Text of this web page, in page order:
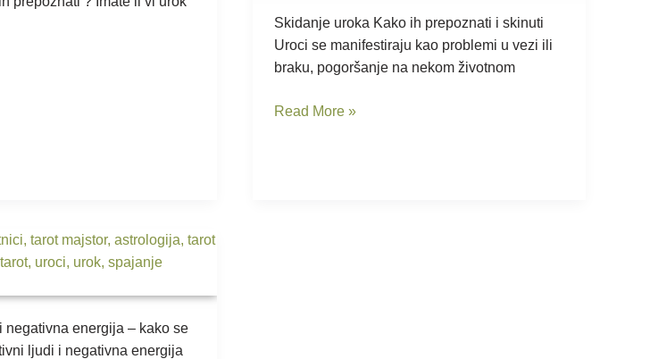
Skidanje uroka Kako ih prepoznati i skinuti
Uroci se manifestiraju kao problemi u vezi ili
braku, pogoršanje na nekom životnom
kako
ih
skinuti
Read More »
negativna energija – kako se
ljudi i negativna energija